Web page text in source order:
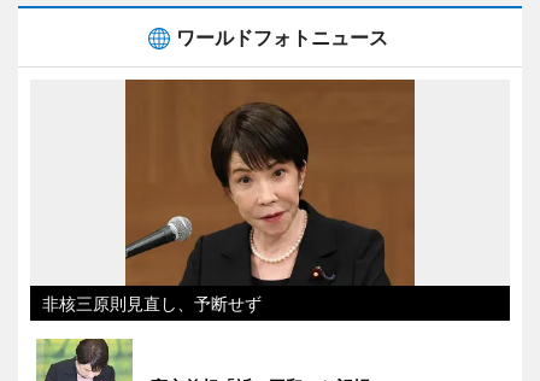
ワールドフォトニュース
非核三原則見直し、予断せず